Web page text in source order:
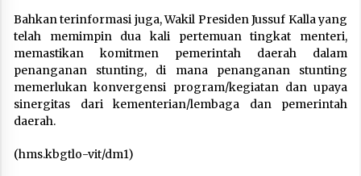
Bahkan terinformasi juga, Wakil Presiden Jussuf Kalla yang
telah memimpin dua kali pertemuan tingkat menteri,
memastikan komitmen pemerintah daerah dalam
penanganan stunting, di mana penanganan stunting
memerlukan konvergensi program/kegiatan dan upaya
sinergitas dari kementerian/lembaga dan pemerintah
daerah.
(hms.kbgtlo-vit/dm1)